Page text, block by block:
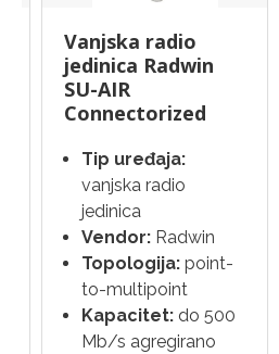
Vanjska radio
jedinica Radwin
SU-AIR
Connectorized
Tip uređaja:
vanjska radio
jedinica
Vendor: Radwin
Topologija: point-
to-multipoint
Kapacitet: do 500
Mb/s agregirano